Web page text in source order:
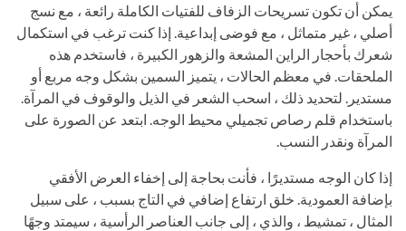
يمكن أن تكون تسريحات الزفاف للفتيات الكاملة رائعة ، مع نسج
أصلي ، غير متماثل ، مع فوضى إبداعية. إذا كنت ترغب في استكمال
شعرك بأحجار الراين المشعة والزهور الكبيرة ، فاستخدم هذه
الملحقات. في معظم الحالات ، يتميز السمين بشكل وجه مربع أو
مستدير. لتحديد ذلك ، اسحب الشعر في الذيل والوقوف في المرآة.
باستخدام قلم رصاص تجميلي محيط الوجه. ابتعد عن الصورة على
المرآة ونقدر النسب.
إذا كان الوجه مستديرًا ، فأنت بحاجة إلى إخفاء العرض الأفقي
بإضافة العمودية. خلق ارتفاع إضافي في التاج بسبب ، على سبيل
المثال ، تمشيط ، والذي ، إلى جانب العناصر الرأسية ، سيمتد وجهًا